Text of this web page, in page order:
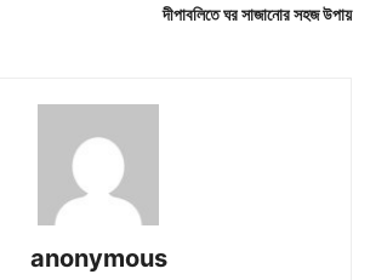
দীপাবলিতে ঘর সাজানোর সহজ উপায়
anonymous